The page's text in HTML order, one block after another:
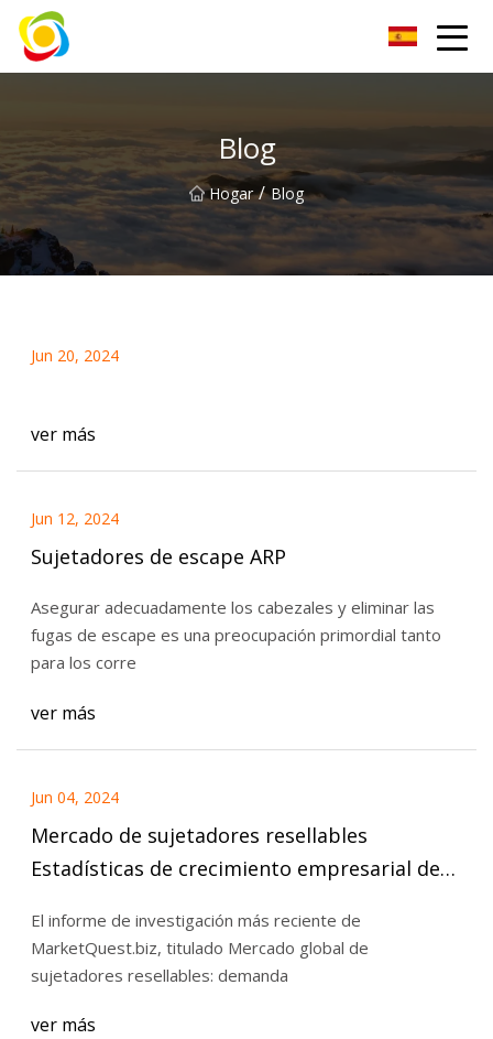
Blog
Hogar / Blog
Jun 20, 2024
ver más
Jun 12, 2024
Sujetadores de escape ARP
Asegurar adecuadamente los cabezales y eliminar las
fugas de escape es una preocupación primordial tanto
para los corre
ver más
Jun 04, 2024
Mercado de sujetadores resellables
Estadísticas de crecimiento empresarial de
El informe de investigación más reciente de
MarketQuest.biz, titulado Mercado global de
sujetadores resellables: demanda
ver más